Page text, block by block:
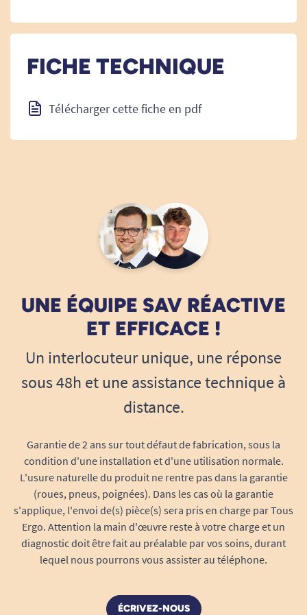
FICHE TECHNIQUE
Télécharger cette fiche en pdf
UNE ÉQUIPE SAV RÉACTIVE
ET EFFICACE !
Un interlocuteur unique, une réponse
sous 48h et une assistance technique à
distance.
Garantie de 2 ans sur tout défaut de fabrication, sous la
condition d'une installation et d'une utilisation normale.
L'usure naturelle du produit ne rentre pas dans la garantie
(roues, pneus, poignées). Dans les cas où la garantie
s'applique, l'envoi de(s) pièce(s) sera pris en charge par Tous
Ergo. Attention la main d'œuvre reste à votre charge et un
diagnostic doit être fait au préalable par vos soins, durant
lequel nous pourrons vous assister au téléphone.
ÉCRIVEZ-NOUS